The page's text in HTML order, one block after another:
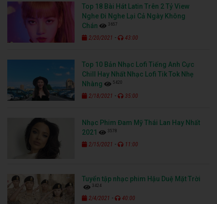
Top 18 Bài Hát Latin Trên 2 Tỷ View
Nghe Đi Nghe Lại Cả Ngày Không
Chán
3657
2/20/2021 - 43:00
Top 10 Bản Nhạc Lofi Tiếng Anh Cực
Chill Hay Nhất Nhạc Lofi Tik Tok Nhẹ
Nhàng
5420
2/18/2021 - 35:00
Nhạc Phim Đam Mỹ Thái Lan Hay Nhất
2021
3578
2/15/2021 - 11:00
Tuyển tập nhạc phim Hậu Duệ Mặt Trời
3424
2/4/2021 - 40:00